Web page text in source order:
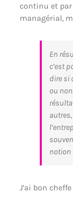
continu et
managérial,
En
c’est
dire si
ou
notion
J’ai bon cheffe